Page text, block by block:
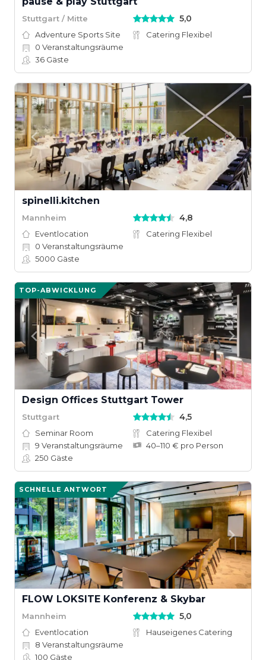
Stuttgart / Mitte 5,0
Adventure Sports Site
Catering Flexibel
0 Veranstaltungsräume
36 Gäste
spinelli.kitchen
Mannheim 4,8
Eventlocation
Catering Flexibel
0 Veranstaltungsräume
5000 Gäste
TOP-ABWICKLUNG
Design Offices Stuttgart Tower
Stuttgart 4,5
Seminar Room
Catering Flexibel
9 Veranstaltungsräume
40–110 € pro Person
250 Gäste
SCHNELLE ANTWORT
FLOW LOKSITE Konferenz & Skybar
Mannheim 5,0
Eventlocation
Hauseigenes Catering
8 Veranstaltungsräume
100 Gäste